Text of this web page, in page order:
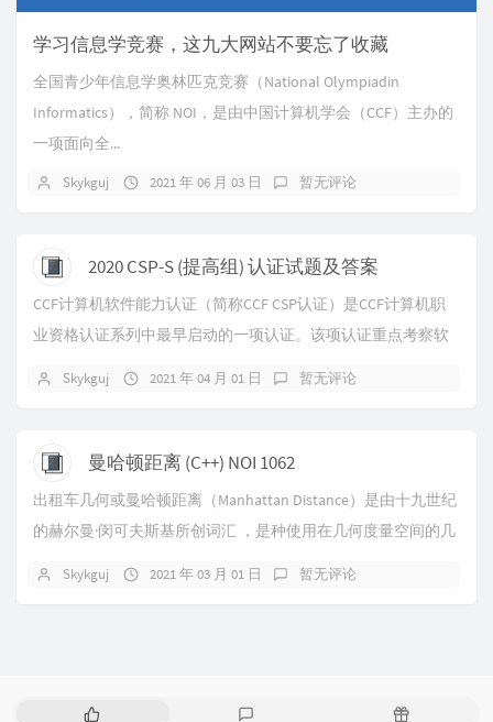
学习信息学竞赛，这九大网站不要忘了收藏
全国青少年信息学奥林匹克竞赛（National Olympiadin
Informatics），简称 NOI，是由中国计算机学会（CCF）主办的
一项面向全...
Skykguj 2021 年 06 月 03 日 暂无评论
2020 CSP-S (提高组) 认证试题及答案
CCF计算机软件能力认证（简称CCF CSP认证）是CCF计算机职
业资格认证系列中最早启动的一项认证。该项认证重点考察软
Skykguj 2021 年 04 月 01 日 暂无评论
曼哈顿距离 (C++) NOI 1062
出租车几何或曼哈顿距离（Manhattan Distance）是由十九世纪
的赫尔曼·闵可夫斯基所创词汇 ，是种使用在几何度量空间的几
Skykguj 2021 年 03 月 01 日 暂无评论
热
随